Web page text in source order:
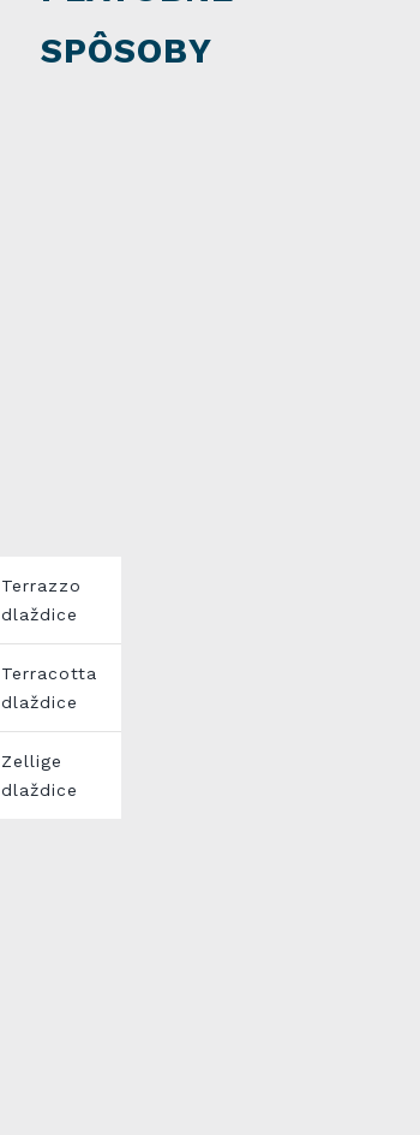
SPÔSOBY
Terrazzo
dlaždice
Terracotta
dlaždice
Zellige
dlaždice